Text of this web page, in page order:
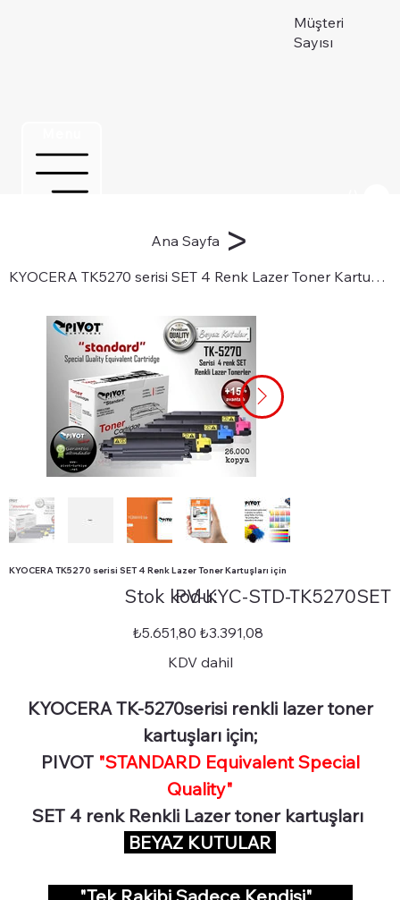
Müşteri
Sayısı
Ana Sayfa >
KYOCERA TK5270 serisi SET 4 Renk Lazer Toner Kartuşları için
KYOCERA TK5270 serisi SET 4 Renk Lazer Toner Kartuşları için
Stok kodu:
kodu:
STD-
TK5270SET
PV-KYC-STD-TK5270SET
Orijinal
fiyat
₺5.651,80 İndirimli
fiyat
₺3.391,08
KDV dahil
KYOCERA TK-5270serisi renkli lazer toner
kartuşları için;
PIVOT "STANDARD Equivalent Special
Quality"
SET 4 renk Renkli Lazer toner kartuşları
BEYAZ KUTULAR